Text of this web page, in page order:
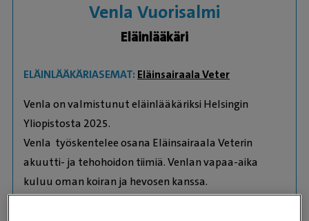
Venla Vuorisalmi
Eläinlääkäri
ELÄINLÄÄKÄRIASEMAT: Eläinsairaala Veter
Venla on valmistunut eläinlääkäriksi Helsingin
Yliopistosta 2025.
Venla työskentelee osana Eläinsairaala Veterin
akuutti- ja tehohoidon tiimiä. Venlan vapaa-aika
kuluu oman koiran ja hevosen kanssa.